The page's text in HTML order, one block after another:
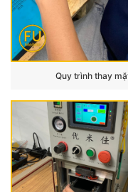
Quy trình thay